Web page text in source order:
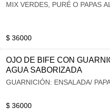
MIX VERDES, PURÉ O PAPAS
$ 36000
OJO DE BIFE CON
AGUA SABORIZADA
GUARNICIÓN: ENSALADA/
$ 36000